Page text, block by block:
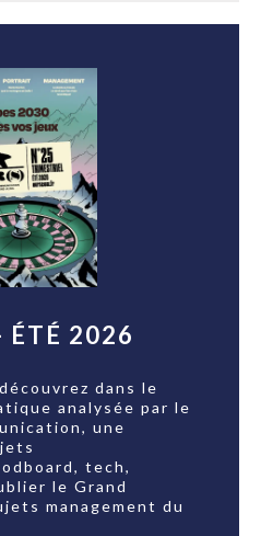
ÉTÉ 2026
dans le
analysée par le
une
tech,
le Grand
management du